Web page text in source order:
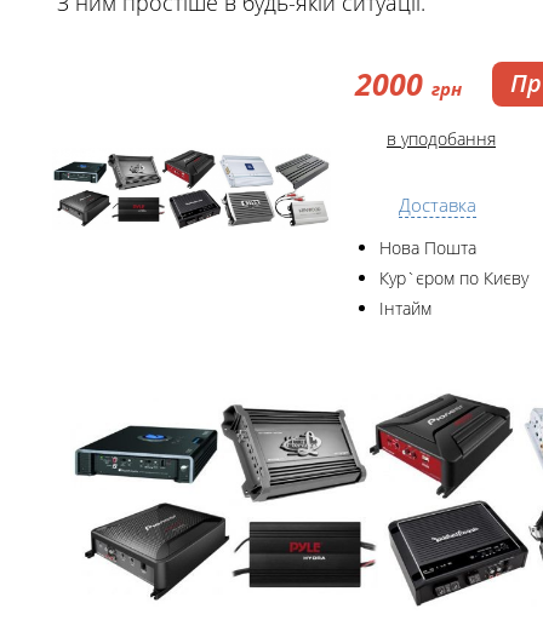
2000 грн
в уподобання
Доставка
Нова Пошта
Кур`єром по Києву
Інтайм